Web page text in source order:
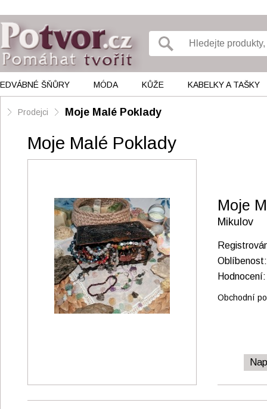
ŠŇŮRY MÓDA KŮŽE KABELKY A TAŠKY
Prodejci Moje Malé Poklady
Moje Malé Poklady
Moje
Mikulov
Obchodní